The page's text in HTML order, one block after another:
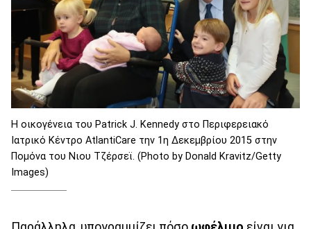
Η οικογένεια του Patrick J. Kennedy στο Περιφερειακό
Ιατρικό Κέντρο AtlantiCare την 1η Δεκεμβρίου 2015 στην
Πομόνα του Νιου Τζέρσεϊ. (Photo by Donald Kravitz/Getty
Images)